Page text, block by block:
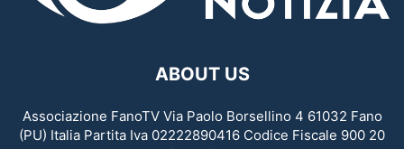
ABOUT US
Associazione FanoTV Via Paolo Borsellino 4 61032 Fano
(PU) Italia Partita Iva 02222890416 Codice Fiscale 900 20